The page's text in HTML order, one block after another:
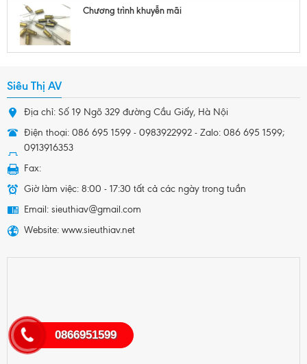
Chương trình khuyễn mãi
Siêu Thị AV
Địa chỉ: Số 19 Ngõ 329 đường Cầu Giấy, Hà Nội
Điện thoại: 086 695 1599 - 0983922992 - Zalo: 086 695 1599;
0913916353
Fax:
Giờ làm việc: 8:00 - 17:30 tất cả các ngày trong tuần
Email: sieuthiav@gmail.com
Website: www.sieuthiav.net
0866951599